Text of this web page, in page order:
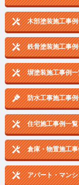
木部塗装施工事
鉄骨塗装施工事
塀塗装施工事例
防水工事施工事
住宅施工事例一覧
倉庫・物置施工
アパート・マン